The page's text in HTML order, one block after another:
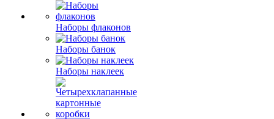
Наборы флаконов
Наборы банок
Наборы наклеек